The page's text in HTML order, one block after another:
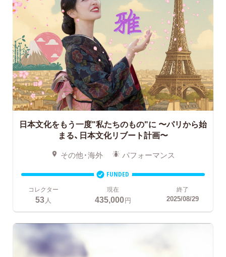
日本文化をもう一度"私たちのもの"に 〜パリから始
まる、日本文化リブート計画〜
その他・海外 パフォーマンス
FUNDED
コレクター
53 人
現在
435,000円
終了
2025/08/29